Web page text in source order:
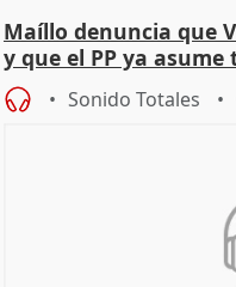
Maíllo denuncia que
y que el PP ya asume
Sonido Totales